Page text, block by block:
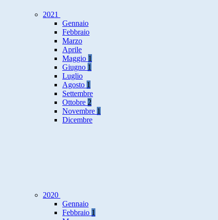
2021
Gennaio
Febbraio
Marzo
Aprile
Maggio 1
Giugno 1
Luglio
Agosto 1
Settembre
Ottobre 2
Novembre 1
Dicembre
2020
Gennaio
Febbraio 1